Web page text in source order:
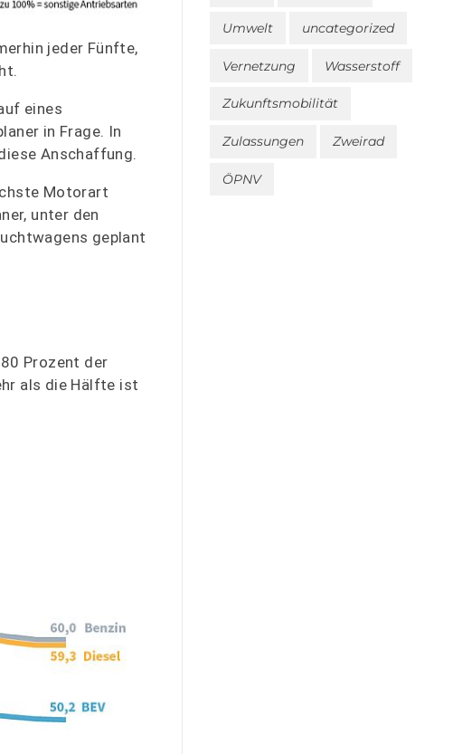
jeder Fünfte,
eines
in Frage. In
Anschaffung.
Motorart
unter den
geplant
Prozent der
als die Hälfte ist
Umwelt uncategorized
Vernetzung Wasserstoff
Zukunftsmobilität
Zulassungen Zweirad
ÖPNV